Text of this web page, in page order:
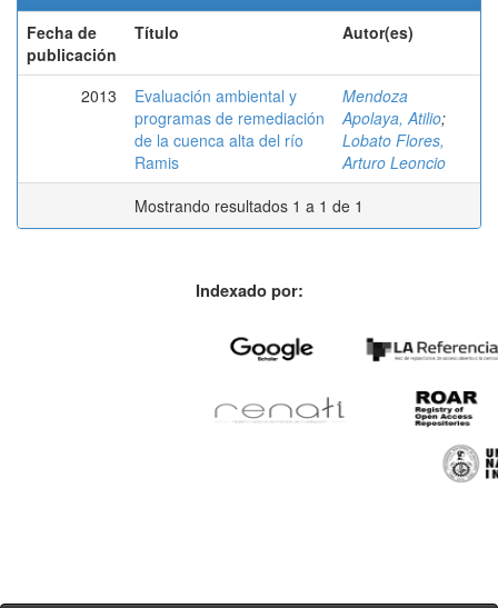
Fecha de
publicación
Título Autor(es)
2013
Evaluación ambiental y
programas de remediación
de la cuenca alta del río
Ramis
Mendoza
Apolaya, Atilio;
Lobato Flores,
Arturo Leoncio
Mostrando resultados 1 a 1 de 1
Indexado por: